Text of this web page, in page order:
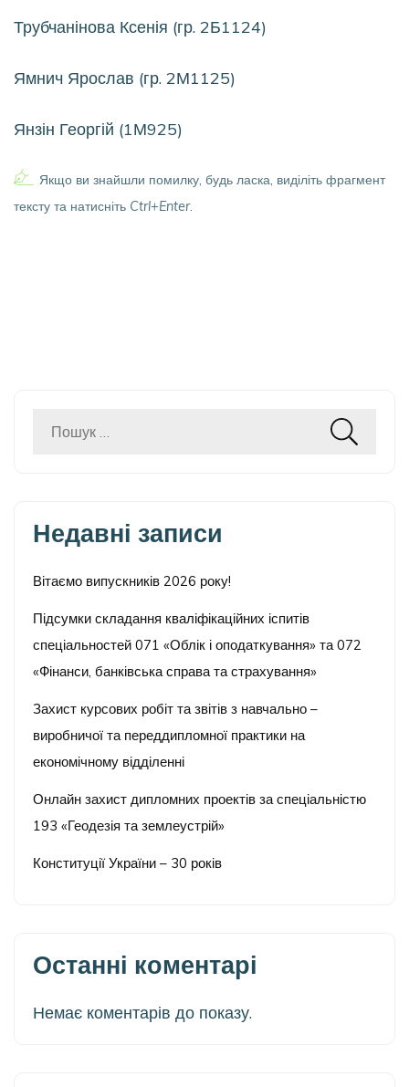
Трубчанінова Ксенія (гр. 2Б1124)
Ямнич Ярослав (гр. 2М1125)
Янзін Георгій (1М925)
Якщо ви знайшли помилку, будь ласка, виділіть фрагмент
тексту та натисніть Ctrl+Enter.
Пошук:
Недавні записи
Вітаємо випускників 2026 року!
Підсумки складання кваліфікаційних іспитів
спеціальностей 071 «Облік і оподаткування» та 072
«Фінанси, банківська справа та страхування»
Захист курсових робіт та звітів з навчально –
виробничої та переддипломної практики на
економічному відділенні
Онлайн захист дипломних проектів за спеціальністю
193 «Геодезія та землеустрій»
Конституції України – 30 років
Останні коментарі
Немає коментарів до показу.